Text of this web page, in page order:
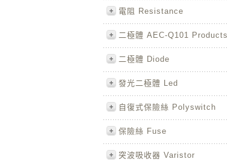
電阻 Resistance
二極體 AEC-Q101 Products
二極體 Diode
發光二極體 Led
自復式保險絲 Polyswitch
保險絲 Fuse
突波吸收器 Varistor